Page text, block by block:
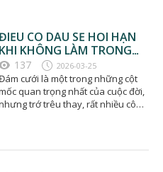
CÔ DÂU SẼ HỐI HẬN
KHI KHÔNG LÀM TRONG
CƯỚI
137 2026-03-25
cưới là một trong những cột
quan trọng nhất của cuộc đời,
trớ trêu thay, rất nhiều cô